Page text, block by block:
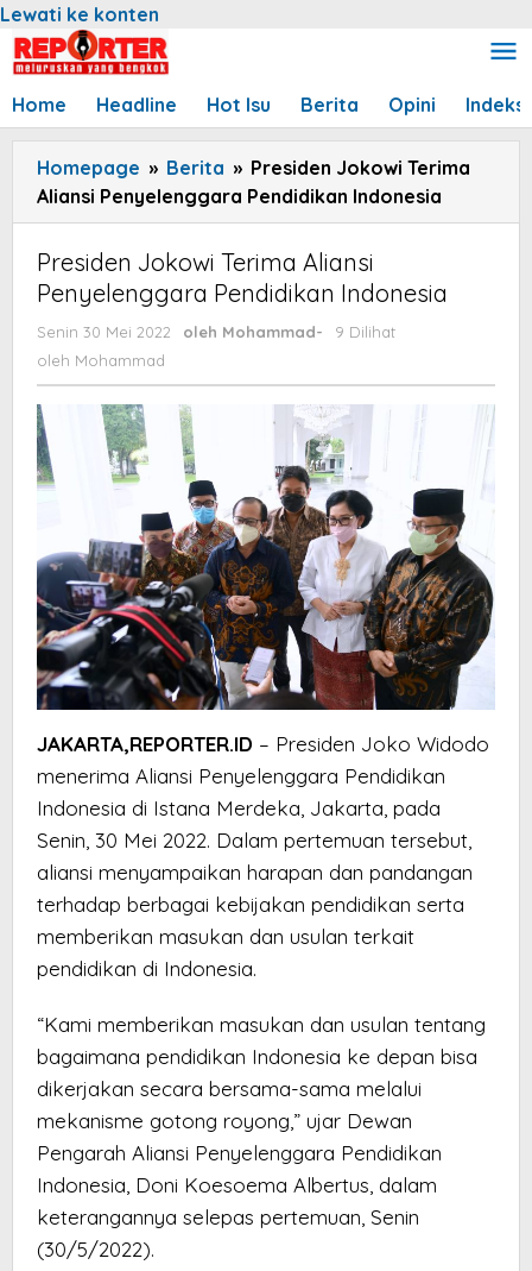
Lewati ke konten
Home Headline Hot Isu Berita Opini Indeks
Homepage » Berita » Presiden Jokowi Terima
Aliansi Penyelenggara Pendidikan Indonesia
Presiden Jokowi Terima Aliansi
Penyelenggara Pendidikan Indonesia
Senin 30 Mei 2022 oleh Mohammad-
9 Dilihat
oleh Mohammad
JAKARTA,REPORTER.ID – Presiden Joko Widodo
menerima Aliansi Penyelenggara Pendidikan
Indonesia di Istana Merdeka, Jakarta, pada
Senin, 30 Mei 2022. Dalam pertemuan tersebut,
aliansi menyampaikan harapan dan pandangan
terhadap berbagai kebijakan pendidikan serta
memberikan masukan dan usulan terkait
pendidikan di Indonesia.
“Kami memberikan masukan dan usulan tentang
bagaimana pendidikan Indonesia ke depan bisa
dikerjakan secara bersama-sama melalui
mekanisme gotong royong,” ujar Dewan
Pengarah Aliansi Penyelenggara Pendidikan
Indonesia, Doni Koesoema Albertus, dalam
keterangannya selepas pertemuan, Senin
(30/5/2022).